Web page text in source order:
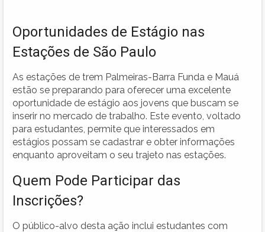
Oportunidades de Estágio nas
Estações de São Paulo
As estações de trem Palmeiras-Barra Funda e Mauá
estão se preparando para oferecer uma excelente
oportunidade de estágio aos jovens que buscam se
inserir no mercado de trabalho. Este evento, voltado
para estudantes, permite que interessados em
estágios possam se cadastrar e obter informações
enquanto aproveitam o seu trajeto nas estações.
Quem Pode Participar das
Inscrições?
O público-alvo desta ação inclui estudantes com